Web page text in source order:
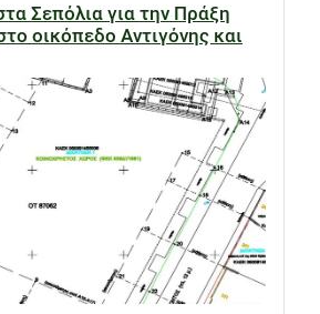
Σεπόλια για την Πράξη
οικόπεδο Αντιγόνης και